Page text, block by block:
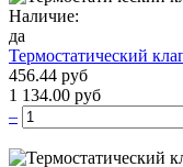
Наличие:
да
Термостатический
456.44 руб
1 134.00 руб
–